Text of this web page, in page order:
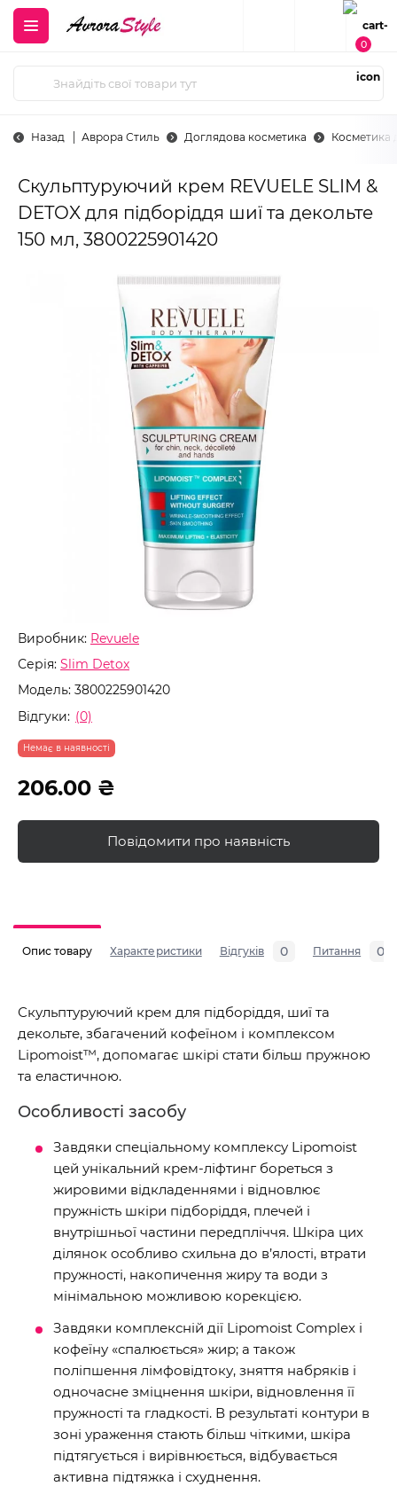
0
Назад Аврора Стиль Доглядова косметика Косметика
Скульптуруючий крем REVUELE SLIM &
DETOX для підборіддя шиї та декольте
150 мл, 3800225901420
Виробник: Revuele
Серія: Slim Detox
Модель: 3800225901420
Відгуки: (0)
Немає в наявності
206.00 ₴
Повідомити про наявність
Опис товару Характеристики Відгуків 0 Питання 0
Скульптуруючий крем для підборіддя, шиї та
декольте, збагачений кофеїном і комплексом
Lipomoist™, допомагає шкірі стати більш пружною
та еластичною.
Особливості засобу
Завдяки спеціальному комплексу Lipomoist
цей унікальний крем-ліфтинг бореться з
жировими відкладеннями і відновлює
пружність шкіри підборіддя, плечей і
внутрішньої частини передпліччя. Шкіра цих
ділянок особливо схильна до в’ялості, втрати
пружності, накопичення жиру та води з
мінімальною можливою корекцією.
Завдяки комплексній дії Lipomoist Complex і
кофеїну «спалюється» жир; а також
поліпшення лімфовідтоку, зняття набряків і
одночасне зміцнення шкіри, відновлення її
пружності та гладкості. В результаті контури в
зоні ураження стають більш чіткими, шкіра
підтягується і вирівнюється, відбувається
активна підтяжка і схуднення.